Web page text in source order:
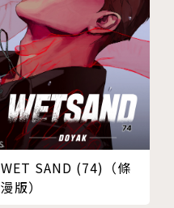
WET SAND (74)（條
漫版）